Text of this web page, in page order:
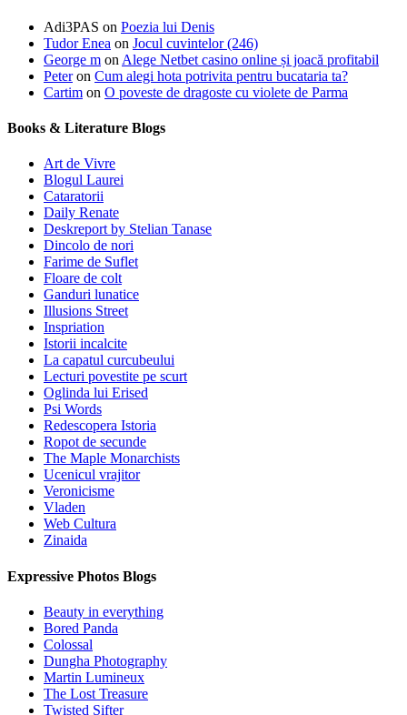
Adi3PAS on Poezia lui Denis
Tudor Enea on Jocul cuvintelor (246)
George m on Alege Netbet casino online și joacă profitabil
Peteron Cum alegi hota potrivita pentru bucataria ta?
Cartim on O poveste de dragoste cu violete de Parma
Books & Literature Blogs
Art de Vivre
Blogul Laurei
Cataratorii
Daily Renate
Deskreport by Stelian Tanase
Dincolo de nori
Farime de Suflet
Floare de colt
Ganduri lunatice
Illusions Street
Inspriation
Istorii incalcite
La capatul curcubeului
Lecturi povestite pe scurt
Oglinda lui Erised
Psi Words
Redescopera Istoria
Ropot de secunde
The Maple Monarchists
Ucenicul vrajitor
Veronicisme
Vladen
Web Cultura
Zinaida
Expressive Photos Blogs
Beauty in everything
Bored Panda
Colossal
Dungha Photography
Martin Lumineux
The Lost Treasure
Twisted Sifter